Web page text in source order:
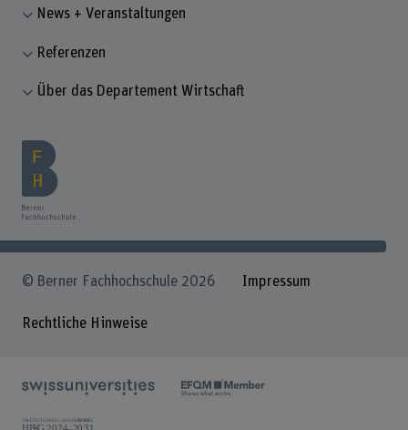
News + Veranstaltungen
Referenzen
Über das Departement Wirtschaft
© Berner Fachhochschule 2026 Impressum
Rechtliche Hinweise